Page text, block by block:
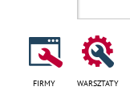
FIRMY WARSZTATY